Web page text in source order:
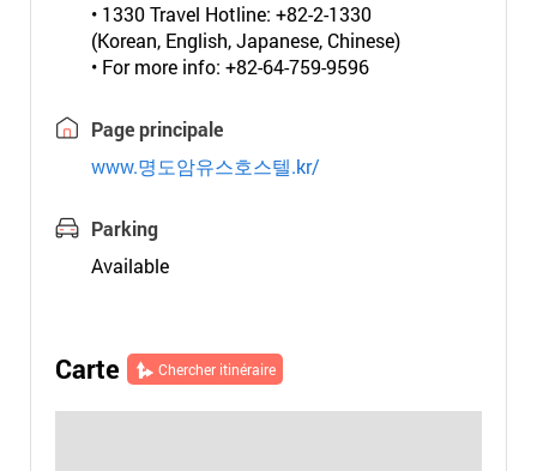
• 1330 Travel Hotline: +82-2-1330
(Korean, English, Japanese, Chinese)
• For more info: +82-64-759-9596
Page principale
www.명도암유스호스텔.kr/
Parking
Available
Carte Chercher itinéraire